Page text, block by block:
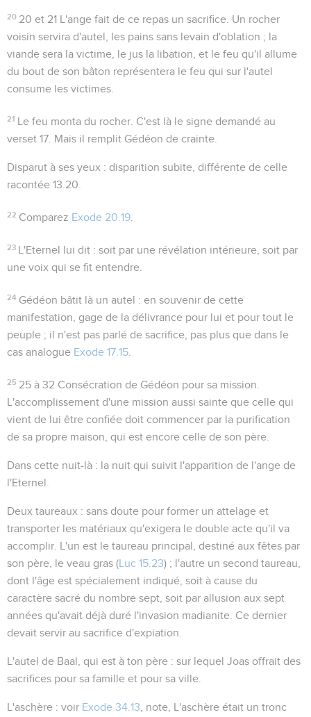
20 20 et 21 L'ange fait de ce repas un sacrifice. Un rocher
voisin servira d'autel, les pains sans levain d'oblation ; la
viande sera la victime, le jus la libation, et le feu qu'il allume
du bout de son bâton représentera le feu qui sur l'autel
consume les victimes.
21 Le feu monta du rocher . C'est là le signe demandé au
verset 17. Mais il remplit Gédéon de crainte.
Disparut à ses yeux : disparition subite, différente de celle
racontée 13.20
22 Comparez Exode 20.19
23 L'Eternel lui dit : soit par une révélation intérieure, soit par
une voix qui se fit entendre.
24 Gédéon bâtit là un autel : en souvenir de cette
manifestation, gage de la délivrance pour lui et pour tout le
peuple ; il n'est pas parlé de sacrifice, pas plus que dans le
cas analogue Exode 17.15
25 25 à 32 Consécration de Gédéon pour sa mission.
L'accomplissement d'une mission aussi sainte que celle qui
vient de lui être confiée doit commencer par la purification
de sa propre maison, qui est encore celle de son père.
Dans cette nuit-là : la nuit qui suivit l'apparition de l'ange de
l'Eternel.
Deux taureaux : sans doute pour former un attelage et
transporter les matériaux qu'exigera le double acte qu'il va
accomplir. L'un est le taureau principal, destiné aux fêtes par
son père, le veau gras (Luc 15.23) ; l'autre un second taureau,
dont l'âge est spécialement indiqué, soit à cause du
caractère sacré du nombre sept, soit par allusion aux sept
années qu'avait déjà duré l'invasion madianite. Ce dernier
devait servir au sacrifice d'expiation.
L'autel de Baal, qui est à ton père : sur lequel Joas offrait des
sacrifices pour sa famille et pour sa ville.
L'aschère : voir Exode 34.13 , note, L'aschère était un tronc